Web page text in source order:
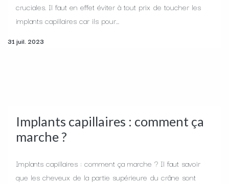
cruciales. Il faut en effet éviter à tout prix de toucher les
implants capillaires car ils pour...
31 juil. 2023
Implants capillaires : comment ça
marche ?
Implants capillaires : comment ça marche ? Il faut savoir
que les cheveux de la partie supérieure du crâne sont